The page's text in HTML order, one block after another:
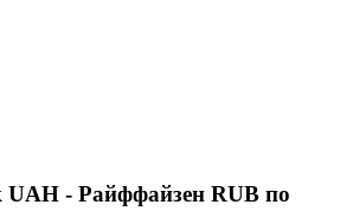
- Райффайзен RUB по